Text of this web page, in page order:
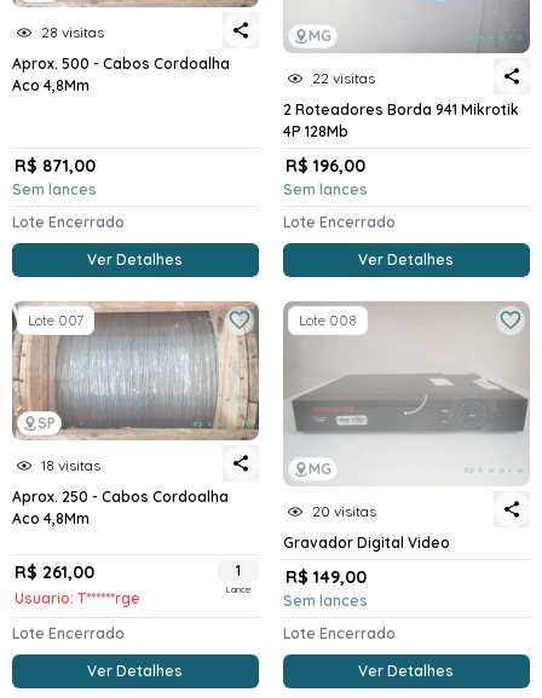
28 visitas
Aprox. 500 - Cabos Cordoalha
Aco 4,8Mm
R$ 871,00
Sem lances
Lote Encerrado
Ver Detalhes
MG
22 visitas
2 Roteadores Borda 941 Mikrotik
4P 128Mb
R$ 196,00
Sem lances
Lote Encerrado
Ver Detalhes
SP
Lote 007
18 visitas
Aprox. 250 - Cabos Cordoalha
Aco 4,8Mm
R$ 261,00
Usuario: T******rge
1
Lance
Lote Encerrado
Ver Detalhes
MG
Lote 008
20 visitas
Gravador Digital Video
R$ 149,00
Sem lances
Lote Encerrado
Ver Detalhes